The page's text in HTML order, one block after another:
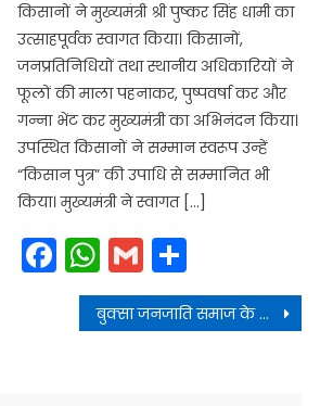
किसानों ने मुख्यमंत्री श्री पुष्कर सिंह धामी का
उत्साहपूर्वक स्वागत किया। किसानों,
जनप्रतिनिधियों तथा स्थानीय अधिकारियों ने
फूलों की माला पहनाकर, पुष्पवर्षा कर और
गन्ना भेंट कर मुख्यमंत्री का अभिनंदन किया।
उपस्थित किसानों ने सम्मान स्वरूप उन्हें
“किसान पुत्र” की उपाधि से सम्मानित भी
किया। मुख्यमंत्री ने स्वागत […]
Facebook
WhatsApp
Gmail
बुक्सा जनजाति समाज के राजा जगतदेव की प्रतिमा का वर्चुअल अनावरण किया